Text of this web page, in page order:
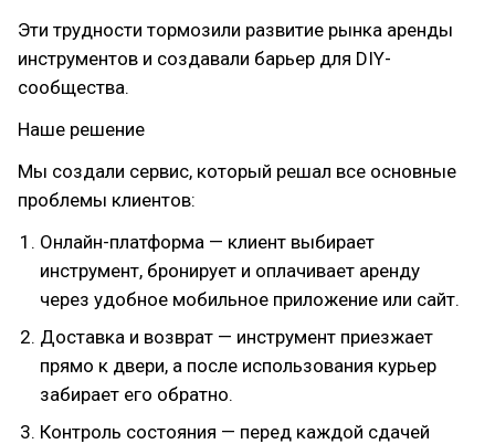
Эти трудности тормозили развитие рынка аренды
инструментов и создавали барьер для DIY-
сообщества.
Наше решение
Мы создали сервис, который решал все основные
проблемы клиентов:
Онлайн-платформа — клиент выбирает
инструмент, бронирует и оплачивает аренду
через удобное мобильное приложение или сайт.
Доставка и возврат — инструмент приезжает
прямо к двери, а после использования курьер
забирает его обратно.
Контроль состояния — перед каждой сдачей